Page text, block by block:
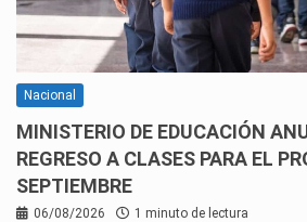
Nacional
MINISTERIO DE EDUCACIÓN
REGRESO A CLASES PARA EL
SEPTIEMBRE
06/08/2026 1 minuto de lectura